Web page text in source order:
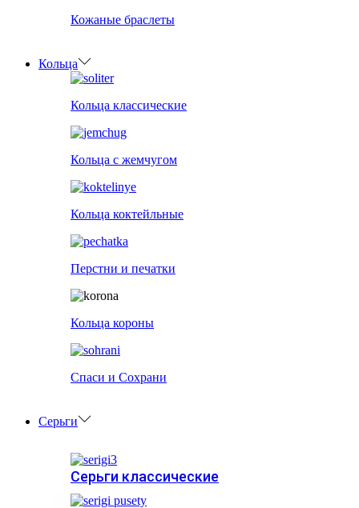
Кожаные браслеты
Кольца
Кольца классические
Кольца с жемчугом
Кольца коктейльные
Перстни и печатки
Кольца короны
Спаси и Сохрани
Серьги
Серьги классические